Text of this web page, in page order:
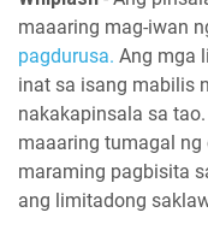
maaaring mag-iwan
pagdurusa. Ang mga
inat sa isang mabilis
nakakapinsala sa
maaaring tumagal
maraming pagbisita
ang limitadong